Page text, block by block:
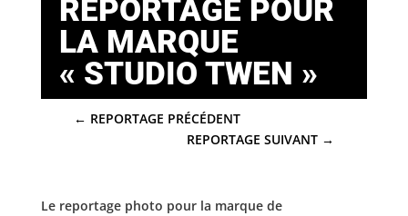
REPORTAGE POUR
LA MARQUE
« STUDIO TWEN »
← REPORTAGE PRÉCÉDENT
REPORTAGE SUIVANT →
Le reportage photo pour la marque de